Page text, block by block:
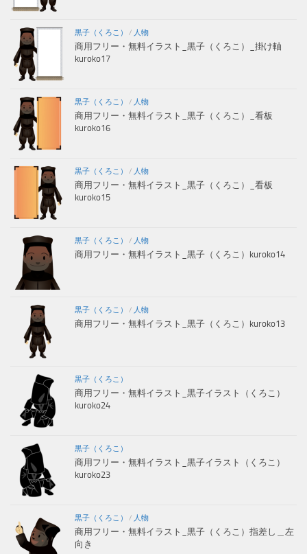
黒子（くろこ） / 人物
商用フリー・無料イラスト_黒子（くろこ）_掛け軸
kuroko17
黒子（くろこ） / 人物
商用フリー・無料イラスト_黒子（くろこ）_看板
kuroko16
黒子（くろこ） / 人物
商用フリー・無料イラスト_黒子（くろこ）_看板
kuroko15
黒子（くろこ） / 人物
商用フリー・無料イラスト_黒子（くろこ）kuroko14
黒子（くろこ） / 人物
商用フリー・無料イラスト_黒子（くろこ）kuroko13
黒子（くろこ）
商用フリー・無料イラスト_黒子イラスト（くろこ）
kuroko24
黒子（くろこ）
商用フリー・無料イラスト_黒子イラスト（くろこ）
kuroko23
黒子（くろこ） / 人物
商用フリー・無料イラスト_黒子（くろこ）指差し＿左
向き